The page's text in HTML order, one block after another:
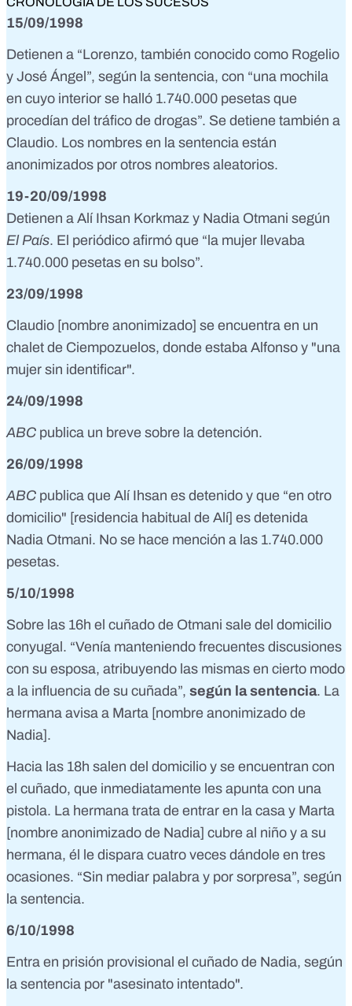
15/09/1998
Detienen a “Lorenzo, también conocido como Rogelio
y José Ángel”, según la sentencia, con “una mochila
en cuyo interior se halló 1.740.000 pesetas que
procedían del tráfico de drogas”. Se detiene también a
Claudio. Los nombres en la sentencia están
anonimizados por otros nombres aleatorios.
19-20/09/1998
Detienen a Alí Ihsan Korkmaz y Nadia Otmani según
El País. El periódico afirmó que “la mujer llevaba
1.740.000 pesetas en su bolso”.
23/09/1998
Claudio [nombre anonimizado] se encuentra en un
chalet de Ciempozuelos, donde estaba Alfonso y "una
mujer sin identificar".
24/09/1998
ABC publica un breve sobre la detención.
26/09/1998
ABC publica que Alí Ihsan es detenido y que “en otro
domicilio" [residencia habitual de Alí] es detenida
Nadia Otmani. No se hace mención a las 1.740.000
pesetas.
5/10/1998
Sobre las 16h el cuñado de Otmani sale del domicilio
conyugal. “Venía manteniendo frecuentes discusiones
con su esposa, atribuyendo las mismas en cierto modo
a la influencia de su cuñada”, según la sentencia. La
hermana avisa a Marta [nombre anonimizado de
Nadia].
Hacia las 18h salen del domicilio y se encuentran con
el cuñado, que inmediatamente les apunta con una
pistola. La hermana trata de entrar en la casa y Marta
[nombre anonimizado de Nadia] cubre al niño y a su
hermana, él le dispara cuatro veces dándole en tres
ocasiones. “Sin mediar palabra y por sorpresa”, según
la sentencia.
6/10/1998
Entra en prisión provisional el cuñado de Nadia, según
la sentencia por "asesinato intentado".